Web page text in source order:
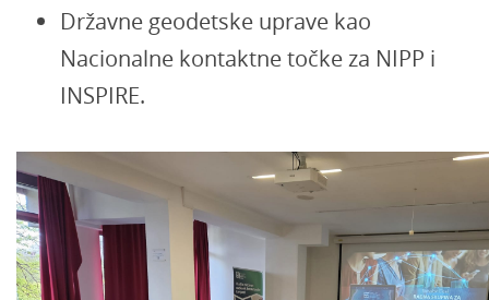
Državne geodetske uprave kao
Nacionalne kontaktne točke za NIPP i
INSPIRE.